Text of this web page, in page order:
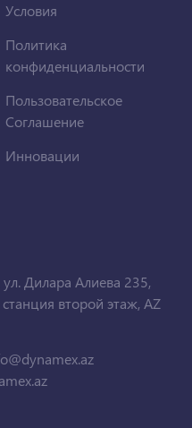
Условия
Политика
конфиденциальности
Пользовательское
Соглашение
Инновации
Дилара Алиева 235,
второй этаж, AZ